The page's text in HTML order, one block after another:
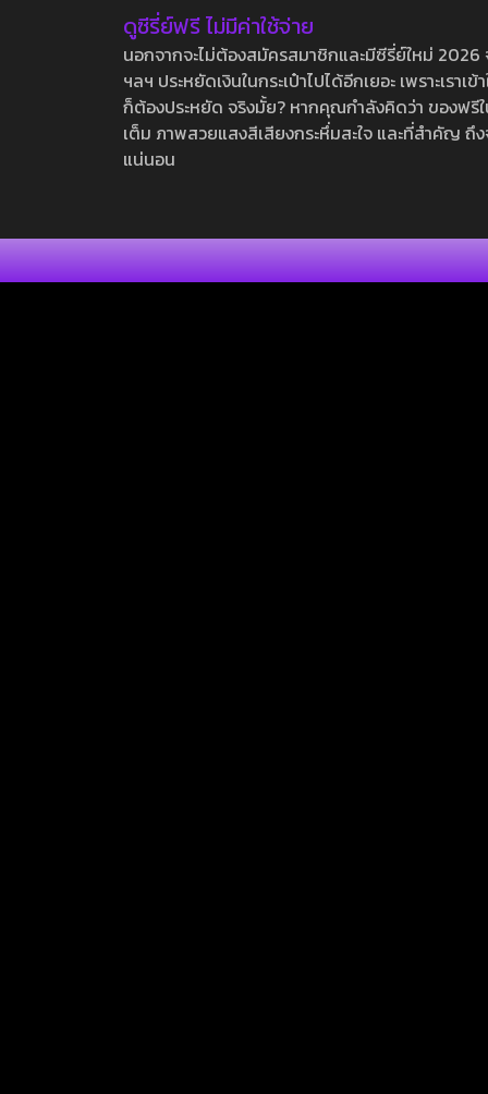
ดูซีรี่ย์ฟรี ไม่มีค่าใช้จ่าย
นอกจากจะไม่ต้องสมัครสมาชิกและมีซีรี่ย์ใหม่
ฯลฯ ประหยัดเงินในกระเป๋าไปได้อีกเยอะ เพราะเร
ก็ต้องประหยัด จริงมั้ย? หากคุณกำลังคิดว่า ของฟ
เต็ม ภาพสวยแสงสีเสียงกระหึ่มสะใจ และที่สำคัญ
แน่นอน